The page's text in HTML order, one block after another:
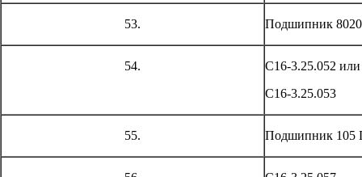
53. Подшипник
54.
С16-3.25.052 или
С16-3.25.053
55. Подшипник 105